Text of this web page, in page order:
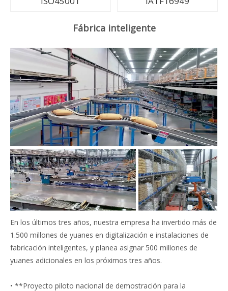
Fábrica inteligente
En los últimos tres años, nuestra empresa ha invertido más de
1.500 millones de yuanes en digitalización e instalaciones de
fabricación inteligentes, y planea asignar 500 millones de
yuanes adicionales en los próximos tres años.
• **Proyecto piloto nacional de demostración para la